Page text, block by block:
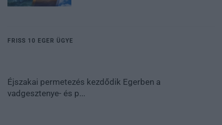
FRISS 10 EGER ÜGYE
Éjszakai permetezés kezdődik Egerben a
vadgesztenye- és p...